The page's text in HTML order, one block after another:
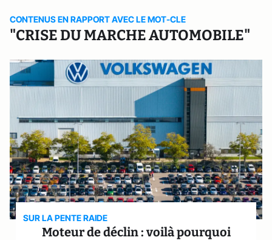
CONTENUS EN RAPPORT AVEC LE MOT-CLE
"CRISE DU MARCHE AUTOMOBILE"
SUR LA PENTE RAIDE
Moteur de déclin : voilà pourquoi